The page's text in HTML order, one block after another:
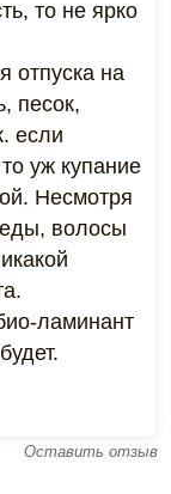
то не ярко
отпуска на
песок,
если
уж купание
Несмотря
волосы
ламинант
Оставить отзыв